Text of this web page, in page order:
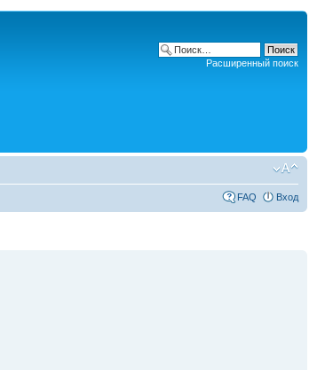
Расширенный поиск
FAQ Вход